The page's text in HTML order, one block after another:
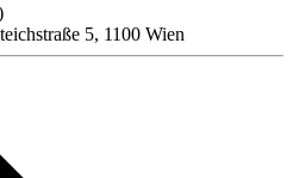
5, 1100 Wien